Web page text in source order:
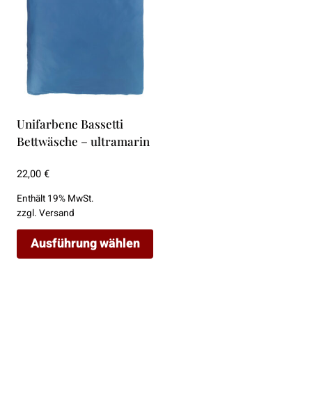
Unifarbene Bassetti
Bettwäsche – ultramarin
22,00€
Enthält 19% MwSt.
zzgl. Versand
Ausführung wählen